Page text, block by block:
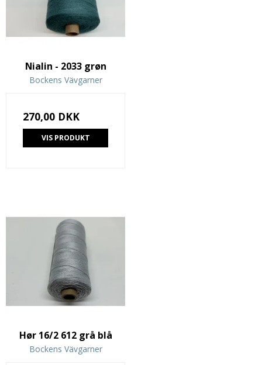
Nialin - 2033 grøn
Bockens Vävgarner
270,00 DKK
VIS PRODUKT
Hør 16/2 612 grå blå
Bockens Vävgarner